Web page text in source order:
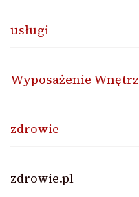
usługi
Wyposażenie Wnętrz
zdrowie
zdrowie.pl